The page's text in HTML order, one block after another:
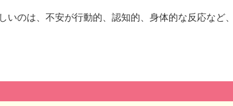
いのは、不安が行動的、認知的、身体的な反応など